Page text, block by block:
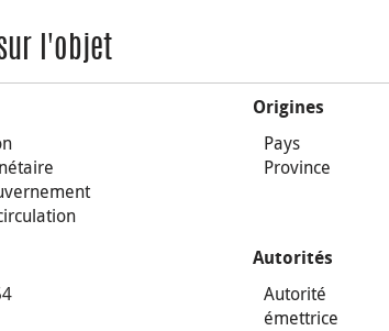
l'objet
Origines
Pays
Province
Autorités
Autorité
émettrice